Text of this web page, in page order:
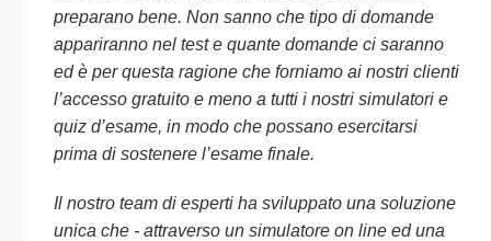
preparano bene. Non sanno che tipo di domande
appariranno nel test e quante domande ci saranno
ed è per questa ragione che forniamo ai nostri clienti
l’accesso gratuito e meno a tutti i nostri simulatori e
quiz d’esame, in modo che possano esercitarsi
prima di sostenere l’esame finale.
Il nostro team di esperti ha sviluppato una soluzione
unica che - attraverso un simulatore on line ed una